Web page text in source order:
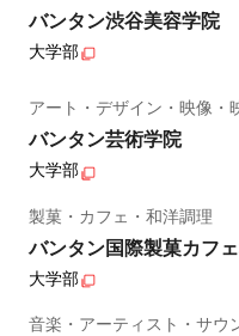
バンタン渋谷美容学院
大学部
アート・デザイン・映像・
バンタン芸術学院
大学部
製菓・カフェ・和洋調理
バンタン国際製菓カフ
大学部
音楽・アーティスト・サウ